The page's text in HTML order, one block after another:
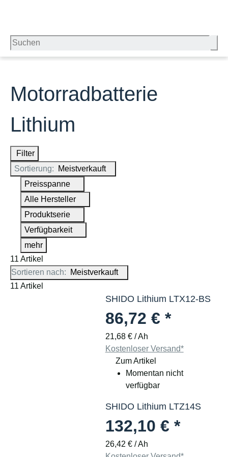
Motorradbatterie
Lithium
Filter
Sortierung:
Meistverkauft
Preisspanne
Alle Hersteller
Produktserie
Verfügbarkeit
mehr
11 Artikel
Sortieren nach:
Meistverkauft
11 Artikel
SHIDO Lithium LTX12-BS
86,72 € *
21,68 € / Ah
Kostenloser Versand*
Zum Artikel
Momentan nicht
verfügbar
SHIDO Lithium LTZ14S
132,10 € *
26,42 € / Ah